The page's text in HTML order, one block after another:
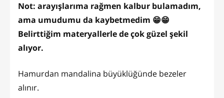
Not: arayışlarıma rağmen kalbur bulamadım,
ama umudumu da kaybetmedim 😁😁
Belirttiğim materyallerle de çok güzel şekil
alıyor.
Hamurdan mandalina büyüklüğünde bezeler
alınır.